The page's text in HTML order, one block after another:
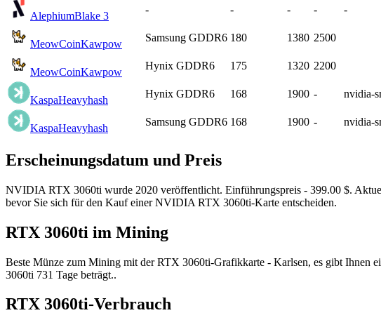
AlephiumBlake 3
- - - - -
MeowCoinKawpow
Samsung GDDR6 180 1380 2500
MeowCoinKawpow
Hynix GDDR6 175 1320 2200
KaspaHeavyhash
Hynix GDDR6 168 1900 - nvidia-
KaspaHeavyhash
Samsung GDDR6 168 1900 - nvidia-
Erscheinungsdatum und Preis
NVIDIA RTX 3060ti wurde 2020 veröffentlicht. Einführungspreis - 399.00 $.
bevor Sie sich für den Kauf einer NVIDIA RTX 3060ti-Karte entscheiden.
RTX 3060ti im Mining
Beste Münze zum Mining mit der RTX 3060ti-Grafikkarte - Karlsen, es gibt Ihnen
3060ti 731 Tage beträgt..
RTX 3060ti-Verbrauch